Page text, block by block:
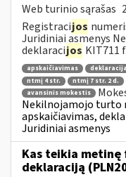
Web turinio sąrašas
Registracijos
Juridiniai asmenys
deklaracijos KIT711
apskaičiavimas deklaracija
ntmį 4 str.
ntmį 7 str. 2 d.
avansinis mokestis
Nekilnojamojo turto
apskaičiavimas,
Juridiniai asmenys
Kas teikia metinę
deklaraciją